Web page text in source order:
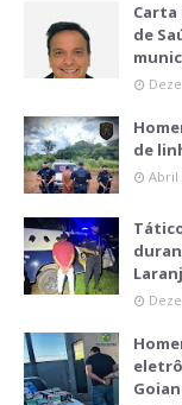
de
de
Abril